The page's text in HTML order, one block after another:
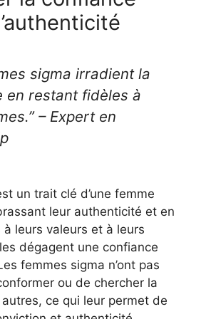
sigma irradient la
en restant fidèles à
– Expert en
un trait clé d’une femme
leur authenticité et en
leurs valeurs et à leurs
dégagent une confiance
femmes sigma n’ont pas
ou de chercher la
ce qui leur permet de